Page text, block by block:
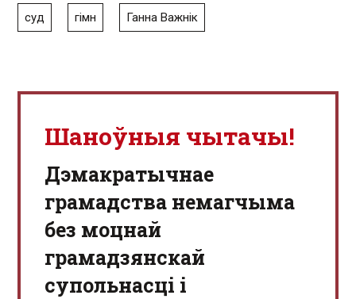
суд гімн Ганна Важнік
Шаноўныя чытачы!
Дэмакратычнае
грамадства немагчыма
без моцнай
грамадзянскай
супольнасці і